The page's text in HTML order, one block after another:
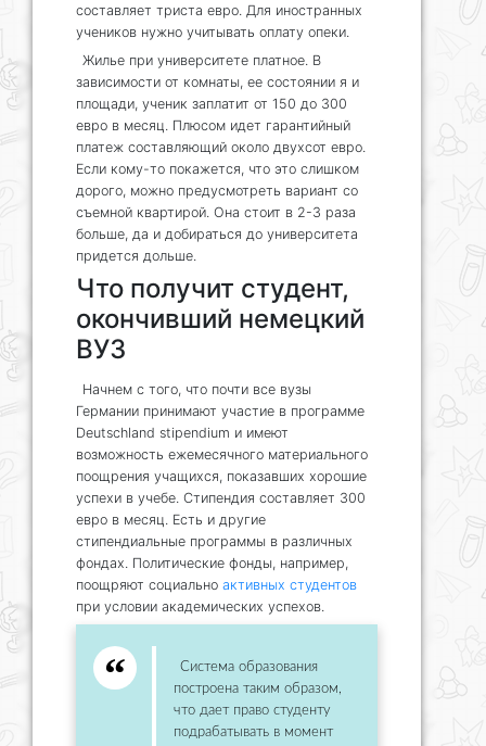
составляет триста евро. Для иностранных
учеников нужно учитывать оплату опеки.
Жилье при университете платное. В
зависимости от комнаты, ее состоянии я и
площади, ученик заплатит от 150 до 300
евро в месяц. Плюсом идет гарантийный
платеж составляющий около двухсот евро.
Если кому-то покажется, что это слишком
дорого, можно предусмотреть вариант со
съемной квартирой. Она стоит в 2-3 раза
больше, да и добираться до университета
придется дольше.
Что получит студент,
окончивший немецкий
ВУЗ
Начнем с того, что почти все вузы
Германии принимают участие в программе
Deutschland stipendium и имеют
возможность ежемесячного материального
поощрения учащихся, показавших хорошие
успехи в учебе. Стипендия составляет 300
евро в месяц. Есть и другие
стипендиальные программы в различных
фондах. Политические фонды, например,
поощряют социально активных студентов
при условии академических успехов.
Система образования
построена таким образом,
что дает право студенту
подрабатывать в момент